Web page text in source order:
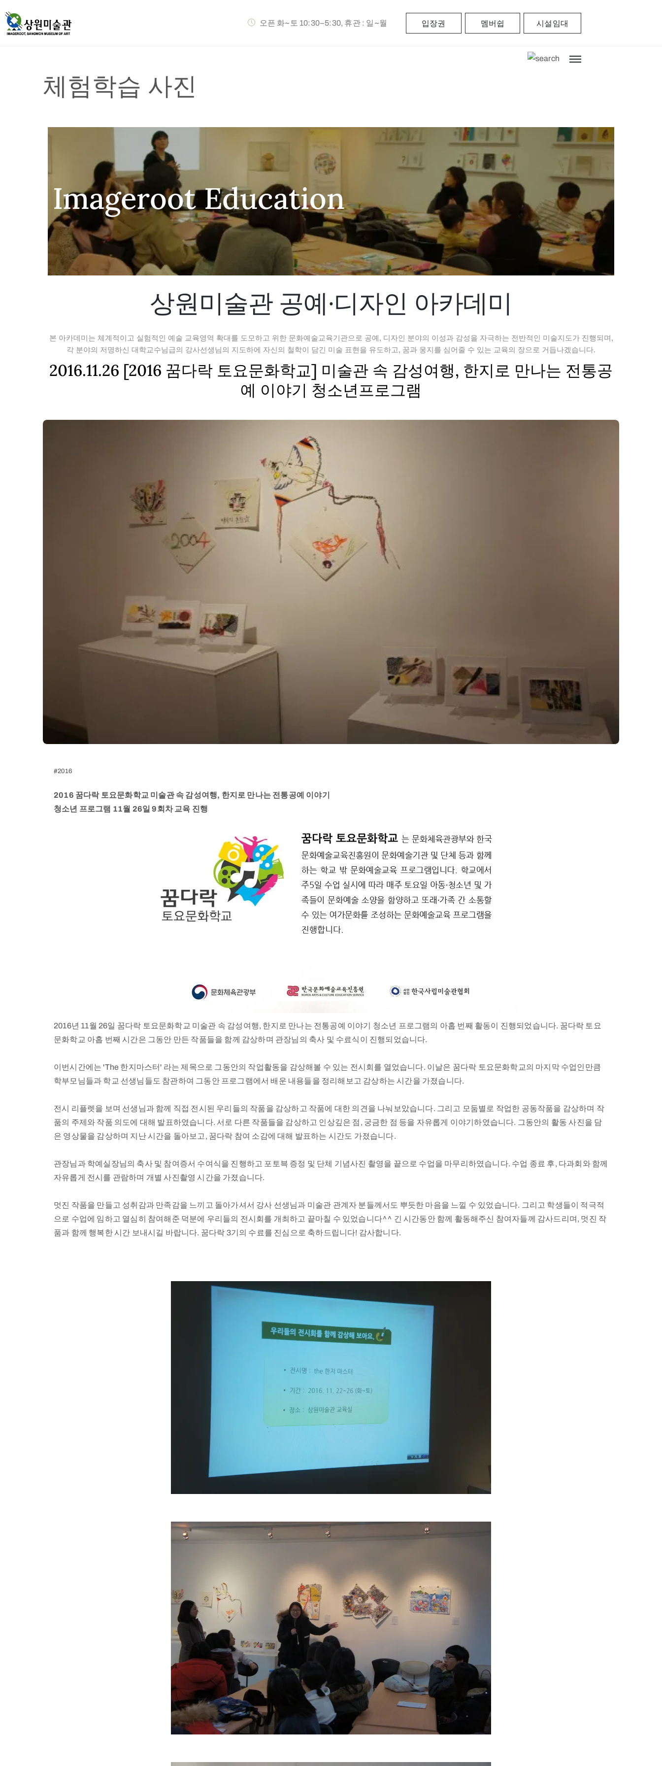
오픈 화~토 10:30–5:30, 휴관 : 일~월 입장권 멤버쉽 시설임대
체험학습 사진
Imageroot Education
상원미술관 공예·디자인 아카데미
본 아카데미는 체계적이고 실험적인 예술 교육영역 확대를 도모하고 위한 문화예술교육기관으로 공예, 디자인 분야의 이성과 감성을 자극하는 전반적인 미술지도가 진행되며,
각 분야의 저명하신 대학교수님급의 강사선생님의 지도하에 자신의 철학이 담긴 미술 표현을 유도하고, 꿈과 웅지를 심어줄 수 있는 교육의 장으로 거듭나겠습니다.
2016.11.26 [2016 꿈다락 토요문화학교] 미술관 속 감성여행, 한지로 만나는 전통공
예 이야기 청소년프로그램
#2016
2016 꿈다락 토요문화학교 미술관 속 감성여행, 한지로 만나는 전통공예 이야기
청소년 프로그램 11월 26일 9회차 교육 진행
2016년 11월 26일 꿈다락 토요문화학교 미술관 속 감성여행, 한지로 만나는 전통공예 이야기 청소년 프로그램의 아홉 번째 활동이 진행되었습니다. 꿈다락 토요
문화학교 아홉 번째 시간은 그동안 만든 작품들을 함께 감상하며 관장님의 축사 및 수료식이 진행되었습니다.
이번시간에는 'The 한지마스터' 라는 제목으로 그동안의 작업활동을 감상해볼 수 있는 전시회를 열었습니다. 이날은 꿈다락 토요문화학교의 마지막 수업인만큼
학부모님들과 학교 선생님들도 참관하여 그동안 프로그램에서 배운 내용들을 정리해보고 감상하는 시간을 가졌습니다.
전시 리플렛을 보며 선생님과 함께 직접 전시된 우리들의 작품을 감상하고 작품에 대한 의견을 나눠보았습니다. 그리고 모둠별로 작업한 공동작품을 감상하며 작
품의 주제와 작품 의도에 대해 발표하였습니다. 서로 다른 작품들을 감상하고 인상깊은 점, 궁금한 점 등을 자유롭게 이야기하였습니다. 그동안의 활동 사진을 담
은 영상물을 감상하며 지난 시간을 돌아보고, 꿈다락 참여 소감에 대해 발표하는 시간도 가졌습니다.
관장님과 학예실장님의 축사 및 참여증서 수여식을 진행하고 포토븍 증정 및 단체 기념사진 촬영을 끝으로 수업을 마무리하였습니다. 수업 종료 후, 다과회와 함께
자유롭게 전시를 관람하며 개별 사진촬영 시간을 가졌습니다.
멋진 작품을 만들고 성취감과 만족감을 느끼고 돌아가셔서 강사 선생님과 미술관 관계자 분들께서도 뿌듯한 마음을 느낄 수 있었습니다. 그리고 학생들이 적극적
으로 수업에 임하고 열심히 참여해준 덕분에 우리들의 전시회를 개최하고 끝마칠 수 있었습니다^^ 긴 시간동안 함께 활동해주신 참여자들께 감사드리며, 멋진 작
품과 함께 행복한 시간 보내시길 바랍니다. 꿈다락 3기의 수료를 진심으로 축하드립니다! 감사합니다.